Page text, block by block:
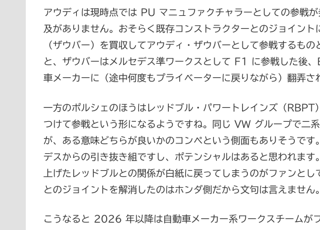
アウディは現時点では PU マニュファクチャラーとしての参戦
及がありません。おそらく既存コンストラクターとのジョイン
（ザウバー）を買収してアウディ・ザウバーとして参戦するも
と、ザウバーはメルセデス準ワークスとして F1 に参戦した後
車メーカーに（途中何度もプライベーターに戻りながら）翻弄さ
一方のポルシェのほうはレッドブル・パワートレインズ（
つけて参戦という形になるようですね。同じ VW グループで二
が、ある意味どちらが良いかのコンペという側面もありそうで
デスからの引き抜き組ですし、ポテンシャルはあると思われま
上げたレッドブルとの関係が白紙に戻ってしまうのがファンと
とのジョイントを解消したのはホンダ側だから文句は言えません。
こうなると 2026 年以降は自動車メーカー系ワークスチームが